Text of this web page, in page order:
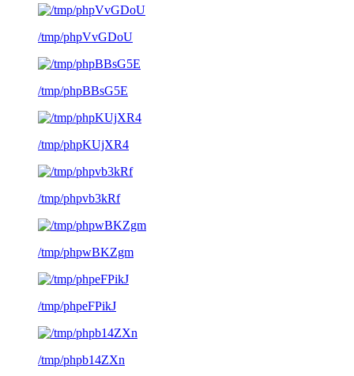
/tmp/phpVvGDoU
/tmp/phpBBsG5E
/tmp/phpKUjXR4
/tmp/phpvb3kRf
/tmp/phpwBKZgm
/tmp/phpeFPikJ
/tmp/phpb14ZXn